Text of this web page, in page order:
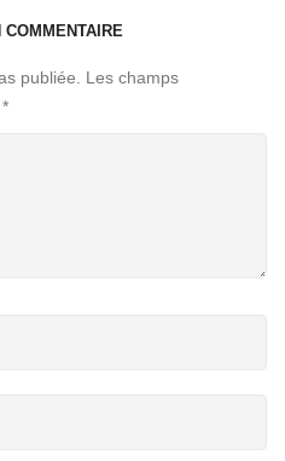
publiée.
Les champs
*